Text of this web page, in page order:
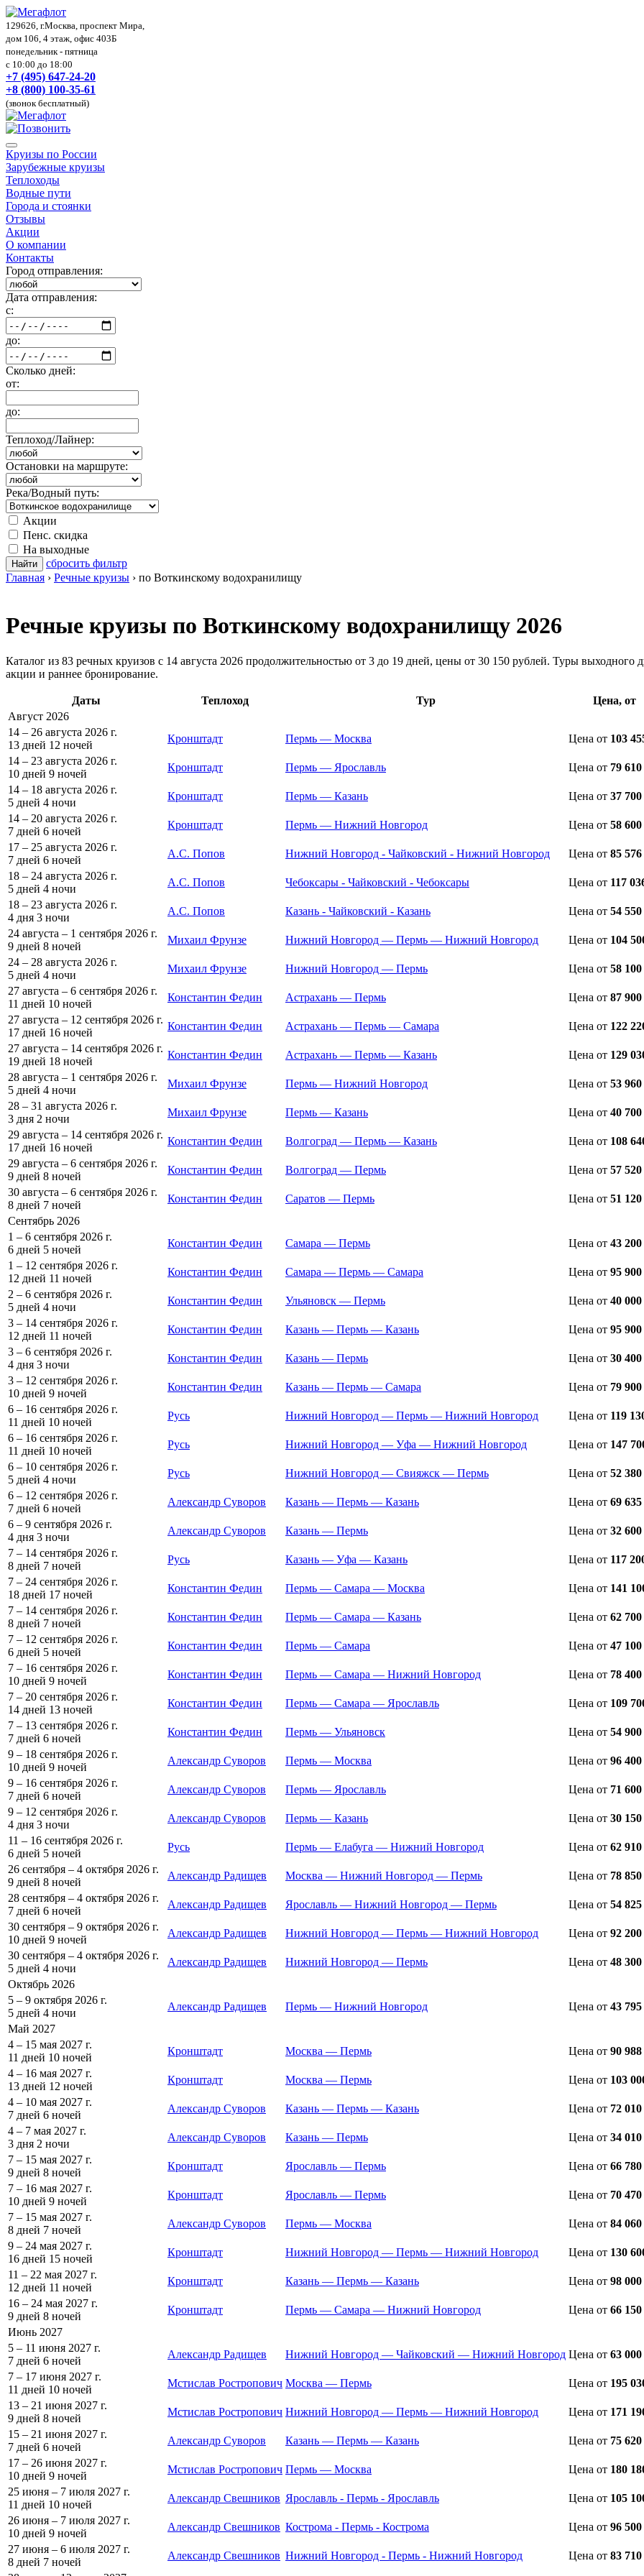
129626, г.Москва, проспект Мира,
дом 106, 4 этаж, офис 403Б
понедельник - пятница
с 10:00 до 18:00
+7 (495) 647-24-20
+8 (800) 100-35-61
(звонок бесплатный)
Круизы по России
Зарубежные круизы
Теплоходы
Водные пути
Города и стоянки
Отзывы
Акции
О компании
Контакты
Город отправления:
Дата отправления:
с:
до:
Сколько дней:
от:
до:
Теплоход/Лайнер:
Остановки на маршруте:
Река/Водный путь:
Акции
Пенс. скидка
На выходные
Найти
сбросить фильтр
Главная › Речные круизы › по Воткинскому водохранилищу
Речные круизы по Воткинскому водохранилищу 2026
Каталог из 83 речных круизов с 14 августа 2026 продолжительностью от 3 до 19 дней, цены от 30 150 рублей. Туры
акции и раннее бронирование.
Даты Теплоход Тур
Цена, от
Август 2026
14 – 26 августа 2026 г.
13 дней 12 ночей
Кронштадт Пермь — Москва Цена от 103
14 – 23 августа 2026 г.
10 дней 9 ночей
Кронштадт Пермь — Ярославль Цена от 79 610
14 – 18 августа 2026 г.
5 дней 4 ночи
Кронштадт Пермь — Казань Цена от 37 700
14 – 20 августа 2026 г.
7 дней 6 ночей
Кронштадт Пермь — Нижний Новгород Цена от 58 600
17 – 25 августа 2026 г.
7 дней 6 ночей
А.С. Попов Нижний Новгород - Чайковский - Нижний Новгород Цена от 85 576
18 – 24 августа 2026 г.
5 дней 4 ночи
А.С. Попов Чебоксары - Чайковский - Чебоксары Цена от 117
18 – 23 августа 2026 г.
4 дня 3 ночи
А.С. Попов Казань - Чайковский - Казань Цена от 54 550
24 августа – 1 сентября 2026 г.
9 дней 8 ночей
Михаил Фрунзе Нижний Новгород — Пермь — Нижний Новгород Цена от 104
24 – 28 августа 2026 г.
5 дней 4 ночи
Михаил Фрунзе Нижний Новгород — Пермь Цена от 58 100
27 августа – 6 сентября 2026 г.
11 дней 10 ночей
Константин Федин Астрахань — Пермь Цена от 87 900
27 августа – 12 сентября 2026 г.
17 дней 16 ночей
Константин Федин Астрахань — Пермь — Самара Цена от 122
27 августа – 14 сентября 2026 г.
19 дней 18 ночей
Константин Федин Астрахань — Пермь — Казань Цена от 129
28 августа – 1 сентября 2026 г.
5 дней 4 ночи
Михаил Фрунзе Пермь — Нижний Новгород Цена от 53 960
28 – 31 августа 2026 г.
3 дня 2 ночи
Михаил Фрунзе Пермь — Казань Цена от 40 700
29 августа – 14 сентября 2026 г.
17 дней 16 ночей
Константин Федин Волгоград — Пермь — Казань Цена от 108
29 августа – 6 сентября 2026 г.
9 дней 8 ночей
Константин Федин Волгоград — Пермь Цена от 57 520
30 августа – 6 сентября 2026 г.
8 дней 7 ночей
Константин Федин Саратов — Пермь Цена от 51 120
Сентябрь 2026
1 – 6 сентября 2026 г.
6 дней 5 ночей
Константин Федин Самара — Пермь Цена от 43 200
1 – 12 сентября 2026 г.
12 дней 11 ночей
Константин Федин Самара — Пермь — Самара Цена от 95 900
2 – 6 сентября 2026 г.
5 дней 4 ночи
Константин Федин Ульяновск — Пермь Цена от 40 000
3 – 14 сентября 2026 г.
12 дней 11 ночей
Константин Федин Казань — Пермь — Казань Цена от 95 900
3 – 6 сентября 2026 г.
4 дня 3 ночи
Константин Федин Казань — Пермь Цена от 30 400
3 – 12 сентября 2026 г.
10 дней 9 ночей
Константин Федин Казань — Пермь — Самара Цена от 79 900
6 – 16 сентября 2026 г.
11 дней 10 ночей
Русь Нижний Новгород — Пермь — Нижний Новгород Цена от 119
6 – 16 сентября 2026 г.
11 дней 10 ночей
Русь Нижний Новгород — Уфа — Нижний Новгород Цена от 147
6 – 10 сентября 2026 г.
5 дней 4 ночи
Русь Нижний Новгород — Свияжск — Пермь Цена от 52 380
6 – 12 сентября 2026 г.
7 дней 6 ночей
Александр Суворов Казань — Пермь — Казань Цена от 69 635
6 – 9 сентября 2026 г.
4 дня 3 ночи
Александр Суворов Казань — Пермь Цена от 32 600
7 – 14 сентября 2026 г.
8 дней 7 ночей
Русь Казань — Уфа — Казань Цена от 117
7 – 24 сентября 2026 г.
18 дней 17 ночей
Константин Федин Пермь — Самара — Москва Цена от 141
7 – 14 сентября 2026 г.
8 дней 7 ночей
Константин Федин Пермь — Самара — Казань Цена от 62 700
7 – 12 сентября 2026 г.
6 дней 5 ночей
Константин Федин Пермь — Самара Цена от 47 100
7 – 16 сентября 2026 г.
10 дней 9 ночей
Константин Федин Пермь — Самара — Нижний Новгород Цена от 78 400
7 – 20 сентября 2026 г.
14 дней 13 ночей
Константин Федин Пермь — Самара — Ярославль Цена от 109
7 – 13 сентября 2026 г.
7 дней 6 ночей
Константин Федин Пермь — Ульяновск Цена от 54 900
9 – 18 сентября 2026 г.
10 дней 9 ночей
Александр Суворов Пермь — Москва Цена от 96 400
9 – 16 сентября 2026 г.
7 дней 6 ночей
Александр Суворов Пермь — Ярославль Цена от 71 600
9 – 12 сентября 2026 г.
4 дня 3 ночи
Александр Суворов Пермь — Казань Цена от 30 150
11 – 16 сентября 2026 г.
6 дней 5 ночей
Русь Пермь — Елабуга — Нижний Новгород Цена от 62 910
26 сентября – 4 октября 2026 г.
9 дней 8 ночей
Александр Радищев Москва — Нижний Новгород — Пермь Цена от 78 850
28 сентября – 4 октября 2026 г.
7 дней 6 ночей
Александр Радищев Ярославль — Нижний Новгород — Пермь Цена от 54 825
30 сентября – 9 октября 2026 г.
10 дней 9 ночей
Александр Радищев Нижний Новгород — Пермь — Нижний Новгород Цена от 92 200
30 сентября – 4 октября 2026 г.
5 дней 4 ночи
Александр Радищев Нижний Новгород — Пермь Цена от 48 300
Октябрь 2026
5 – 9 октября 2026 г.
5 дней 4 ночи
Александр Радищев Пермь — Нижний Новгород Цена от 43 795
Май 2027
4 – 15 мая 2027 г.
11 дней 10 ночей
Кронштадт Москва — Пермь Цена от 90 988
4 – 16 мая 2027 г.
13 дней 12 ночей
Кронштадт Москва — Пермь Цена от 103
4 – 10 мая 2027 г.
7 дней 6 ночей
Александр Суворов Казань — Пермь — Казань Цена от 72 010
4 – 7 мая 2027 г.
3 дня 2 ночи
Александр Суворов Казань — Пермь Цена от 34 010
7 – 15 мая 2027 г.
9 дней 8 ночей
Кронштадт Ярославль — Пермь Цена от 66 780
7 – 16 мая 2027 г.
10 дней 9 ночей
Кронштадт Ярославль — Пермь Цена от 70 470
7 – 15 мая 2027 г.
8 дней 7 ночей
Александр Суворов Пермь — Москва Цена от 84 060
9 – 24 мая 2027 г.
16 дней 15 ночей
Кронштадт Нижний Новгород — Пермь — Нижний Новгород Цена от 130
11 – 22 мая 2027 г.
12 дней 11 ночей
Кронштадт Казань — Пермь — Казань Цена от 98 000
16 – 24 мая 2027 г.
9 дней 8 ночей
Кронштадт Пермь — Самара — Нижний Новгород Цена от 66 150
Июнь 2027
5 – 11 июня 2027 г.
7 дней 6 ночей
Александр Радищев Нижний Новгород — Чайковский — Нижний Новгород Цена от 63 000
7 – 17 июня 2027 г.
11 дней 10 ночей
Мстислав Ростропович Москва — Пермь Цена от 195
13 – 21 июня 2027 г.
9 дней 8 ночей
Мстислав Ростропович Нижний Новгород — Пермь — Нижний Новгород Цена от 171
15 – 21 июня 2027 г.
7 дней 6 ночей
Александр Суворов Казань — Пермь — Казань Цена от 75 620
17 – 26 июня 2027 г.
10 дней 9 ночей
Мстислав Ростропович Пермь — Москва Цена от 180
25 июня – 7 июля 2027 г.
11 дней 10 ночей
Александр Свешников Ярославль - Пермь - Ярославль Цена от 105
26 июня – 7 июля 2027 г.
10 дней 9 ночей
Александр Свешников Кострома - Пермь - Кострома Цена от 96 500
27 июня – 6 июля 2027 г.
8 дней 7 ночей
Александр Свешников Нижний Новгород - Пермь - Нижний Новгород Цена от 83 710